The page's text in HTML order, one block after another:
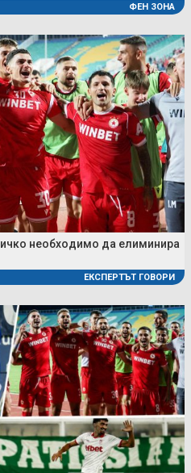
ФЕН ЗОНА
необходимо да елиминира
ЕКСПЕРТЪТ ГОВОРИ